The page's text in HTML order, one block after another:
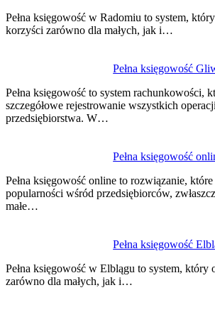
Pełna księgowość w Radomiu to system,
korzyści zarówno dla małych, jak i…
Pełna księgowość
Pełna księgowość to system rachunkowości,
szczegółowe rejestrowanie wszystkich
przedsiębiorstwa. W…
Pełna księgowość
Pełna księgowość online to rozwiązanie,
popularności wśród przedsiębiorców,
małe…
Pełna księgowość
Pełna księgowość w Elblągu to system, który
zarówno dla małych, jak i…